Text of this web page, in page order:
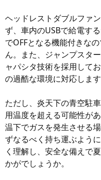
ヘッドレストダブルファ
ず、車内のUSBで給電す
でOFFとなる機能付きな
ん。また、ジャンプスタ
ャパシタ技術を採用して
の過酷な環境に対応します
ただし、炎天下の青空駐
用温度を超える可能性が
温下でガスを発生させる
ずなるべく持ち運ぶよう
く理解し、安全な備えで
かがでしょうか。